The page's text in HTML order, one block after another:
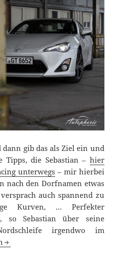
gib das als Ziel ein und
Tipps, die Sebastian – hier
unterwegs – mir hierbei
nach den Dorfnamen etwas
auch spannend zu
Kurven, … Perfekter
so Sebastian über seine
irgendwo im
und Kirchtürmen: